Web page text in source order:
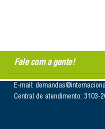
Fale com a gente!
E-mail:
Central de atendimento: 3103-